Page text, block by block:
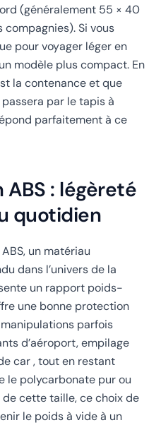
(généralement 55 × 40
Si vous
pour voyager léger en
modèle plus compact. En
la contenance et que
par le tapis à
parfaitement à ce
: légèreté
quotidien
un matériau
dans l’univers de la
un rapport poids-
une bonne protection
parfois
d’aéroport, empilage
car , tout en restant
le polycarbonate pur ou
de cette taille, ce choix de
le poids à vide à un